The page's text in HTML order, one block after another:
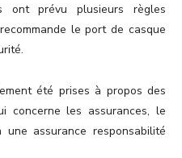
ont prévu plusieurs règles
le port de casque
été prises à propos des
concerne les assurances, le
assurance responsabilité